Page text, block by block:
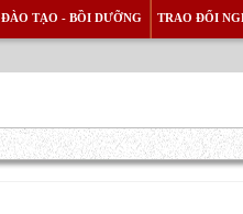
ĐÀO TẠO - BỒI DƯỠNG TRAO ĐỔI